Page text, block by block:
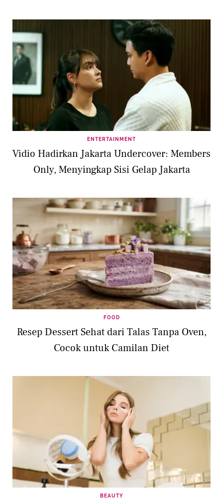
ENTERTAINMENT
Vidio Hadirkan Jakarta Undercover: Members
Only, Menyingkap Sisi Gelap Jakarta
FOOD
Resep Dessert Sehat dari Talas Tanpa Oven,
Cocok untuk Camilan Diet
BEAUTY